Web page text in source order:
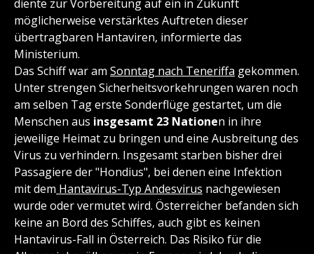
diente zur Vorbereitung auf ein in Zukunft
möglicherweise verstärktes Auftreten dieser
übertragbaren Hantaviren, informierte das
Ministerium.
Das Schiff war am Sonntag nach Teneriffa gekommen.
Unter strengen Sicherheitsvorkehrungen waren noch
am selben Tag erste Sonderflüge gestartet, um die
Menschen aus insgesamt 23 Nationen in ihre
jeweilige Heimat zu bringen und eine Ausbreitung des
Virus zu verhindern. Insgesamt starben bisher drei
Passagiere der "Hondius", bei denen eine Infektion
mit dem Hantavirus-Typ Andesvirus nachgewiesen
wurde oder vermutet wird. Österreicher befanden sich
keine an Bord des Schiffes, auch gibt es keinen
Hantavirus-Fall in Österreich. Das Risiko für die